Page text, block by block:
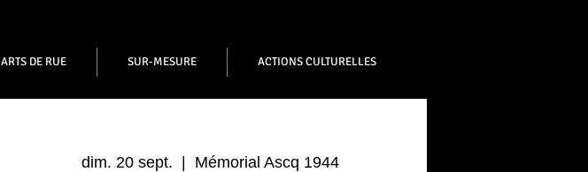
ARTS DE RUE SUR-MESURE ACTIONS CULTURELLES
dim. 20 sept. Mémorial Ascq 1944